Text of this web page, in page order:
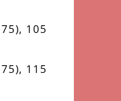
105
115